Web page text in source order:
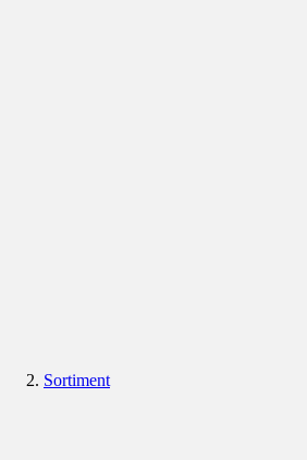
Sortiment